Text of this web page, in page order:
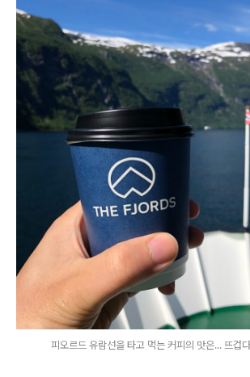
피오르드 유람선을 타고 먹는 커피의 맛은... 뜨겁